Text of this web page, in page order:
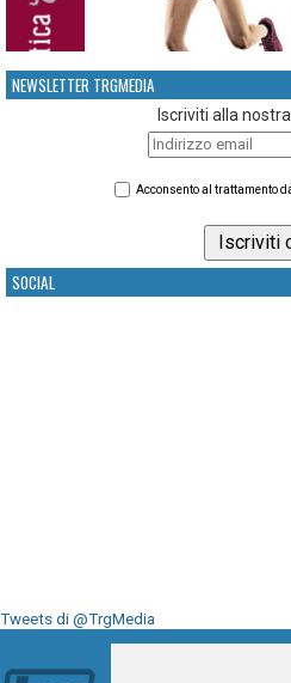
NEWSLETTER TRGMEDIA
Iscriviti alla
Acconsento al trattamento
SOCIAL
Tweets di @TrgMedia